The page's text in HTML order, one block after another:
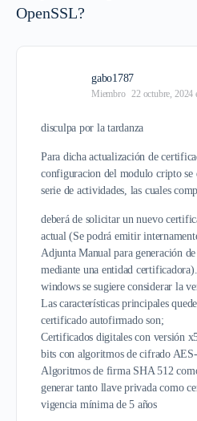
OpenSSL?
gabo1787
Miembro 22 octubre, 2024
disculpa por la tardanza
Para dicha actualización de
configuracion del modulo cripto se
serie de actividades, las cuales
deberá de solicitar un nuevo
actual (Se podrá emitir
Adjunta Manual para generación
mediante una entidad
windows se sugiere considerar la
Las características principales
certificado autofirmado son;
Certificados digitales con versión
bits con algoritmos de cifrado
Algoritmos de firma SHA 512
generar tanto llave privada como
vigencia mínima de 5 años